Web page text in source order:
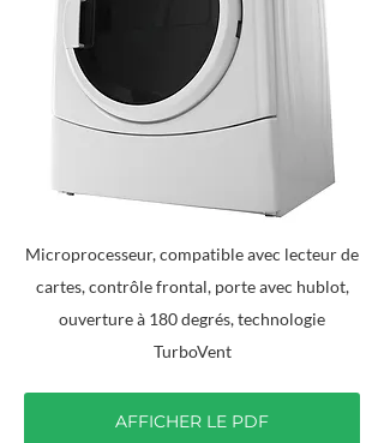
Microprocesseur, compatible avec lecteur de
cartes, contrôle frontal, porte avec hublot,
ouverture à 180 degrés, technologie
TurboVent
AFFICHER LE PDF